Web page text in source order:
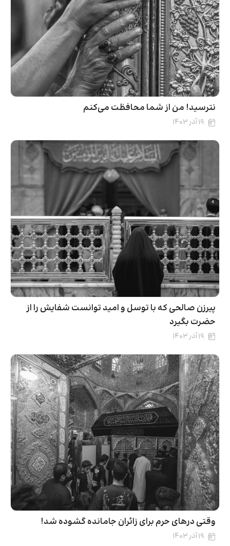
نترسید! من از شما محافظت می‌کنم
۱۹ آذر ۱۴۰۳
پیرزن صالحی که با توسل و امید توانست شفایش را از
حضرت بگیرد
۱۹ آذر ۱۴۰۳
وقتی درهای حرم برای زائران جامانده گشوده شد!
۱۹ آذر ۱۴۰۳